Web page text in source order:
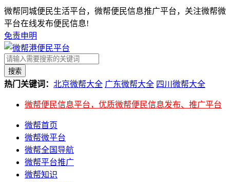
微帮同城便民生活平台，微帮便民信息推广平台，关注微帮微
平台在线发布便民信息!
免责申明
搜索
热门关键词： 北京微帮大全 广东微帮大全 四川微帮大全
微帮便民信息平台，优质微帮便民信息发布、推广平台
微帮首页
微帮微平台
微帮全国导航
微帮平台推广
微帮知识